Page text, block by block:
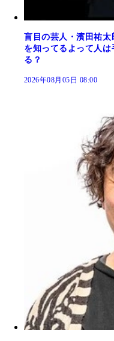
盲目の芸人・濱田祐
を知ってるよって人
る？
2026年08月05日 08:00